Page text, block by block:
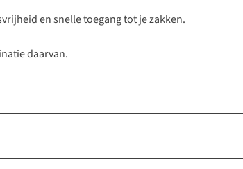
en snelle toegang tot je zakken.
daarvan.